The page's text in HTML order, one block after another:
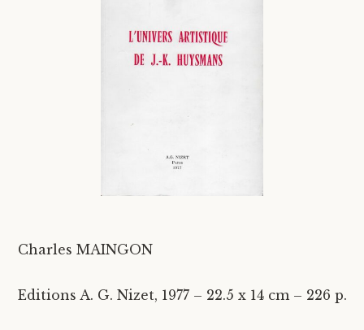
Charles MAINGON
Editions A. G. Nizet, 1977 – 22.5 x 14 cm – 226 p.